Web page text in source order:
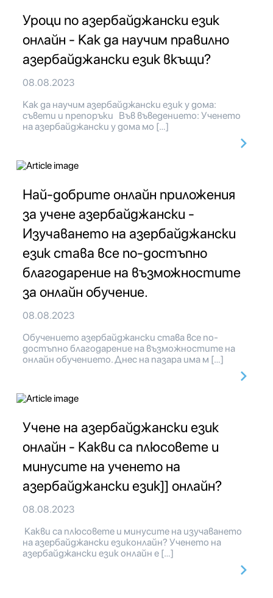
Уроци по азербайджански език
онлайн - Как да научим правилно
азербайджански език вкъщи?
08.08.2023
Как да научим азербайджански език у дома:
съвети и препоръки Във въведението: Ученето
на азербайджански у дома мо […]
Най-добрите онлайн приложения
за учене азербайджански -
Изучаването на азербайджански
език става все по-достъпно
благодарение на възможностите
за онлайн обучение.
08.08.2023
Обучението азербайджански става все по-
достъпно благодарение на възможностите на
онлайн обучението. Днес на пазара има м […]
Учене на азербайджански език
онлайн - Какви са плюсовете и
минусите на ученето на
азербайджански език]] онлайн?
08.08.2023
Какви са плюсовете и минусите на изучаването
на азербайджански езиконлайн? Ученето на
азербайджански език онлайн е […]